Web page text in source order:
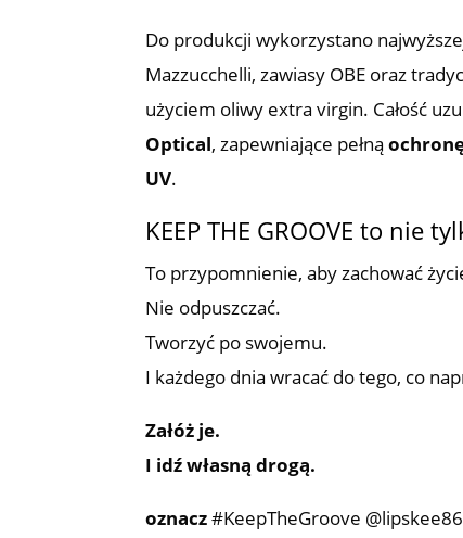
Do produkcji wykorzystano
Mazzucchelli, zawiasy OBE oraz
użyciem oliwy extra virgin. Całość
Optical, zapewniające pełną
UV.
KEEP THE GROOVE to nie
To przypomnienie, aby zachować
Nie odpuszczać.
Tworzyć po swojemu.
I każdego dnia wracać do tego, co
Załóż je.
I idź własną drogą.
oznacz#KeepTheGroove